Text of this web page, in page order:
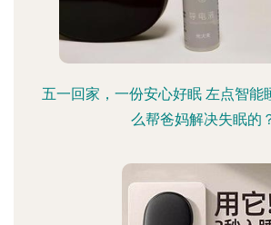
五一回家，一份安心好眠 左点智能
么帮爸妈解决失眠的